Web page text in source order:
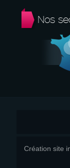
Nos
Création site